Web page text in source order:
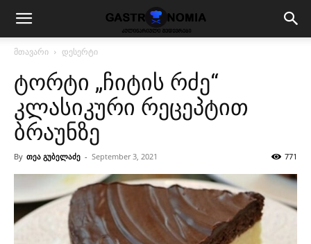
მთავარი დესერტი
ტორტი „ჩიტის რძე“
კლასიკური რეცეპტით
ბრაუნზე
By თეა გუბელაძე - September 3, 2021 771